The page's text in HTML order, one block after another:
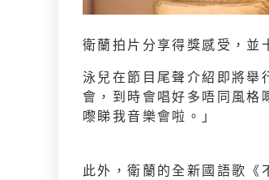
衛蘭拍片分享得獎感受，並
泳兒在節目尾聲介紹即將
會，到時會唱好多唔同風格
嚟睇我音樂會啦。」
此外，衛蘭的全新國語歌《